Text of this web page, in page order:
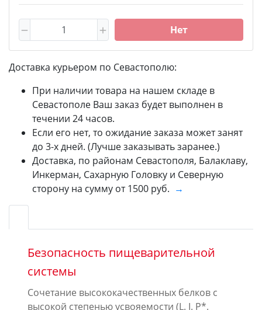
Нет
Доставка курьером по Севастополю:
При наличии товара на нашем складе в
Севастополе Ваш заказ будет выполнен в
течении 24 часов.
Если его нет, то ожидание заказа может занят
до 3-х дней. (Лучше заказывать заранее.)
Доставка, по районам Севастополя, Балаклаву,
Инкерман, Сахарную Головку и Северную
сторону на сумму от 1500 руб. →
Безопасность пищеварительной
системы
Сочетание высококачественных белков с
высокой степенью усвояемости (L. I. P*.